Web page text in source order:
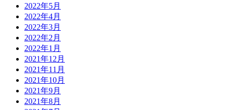
2022年5月
2022年4月
2022年3月
2022年2月
2022年1月
2021年12月
2021年11月
2021年10月
2021年9月
2021年8月